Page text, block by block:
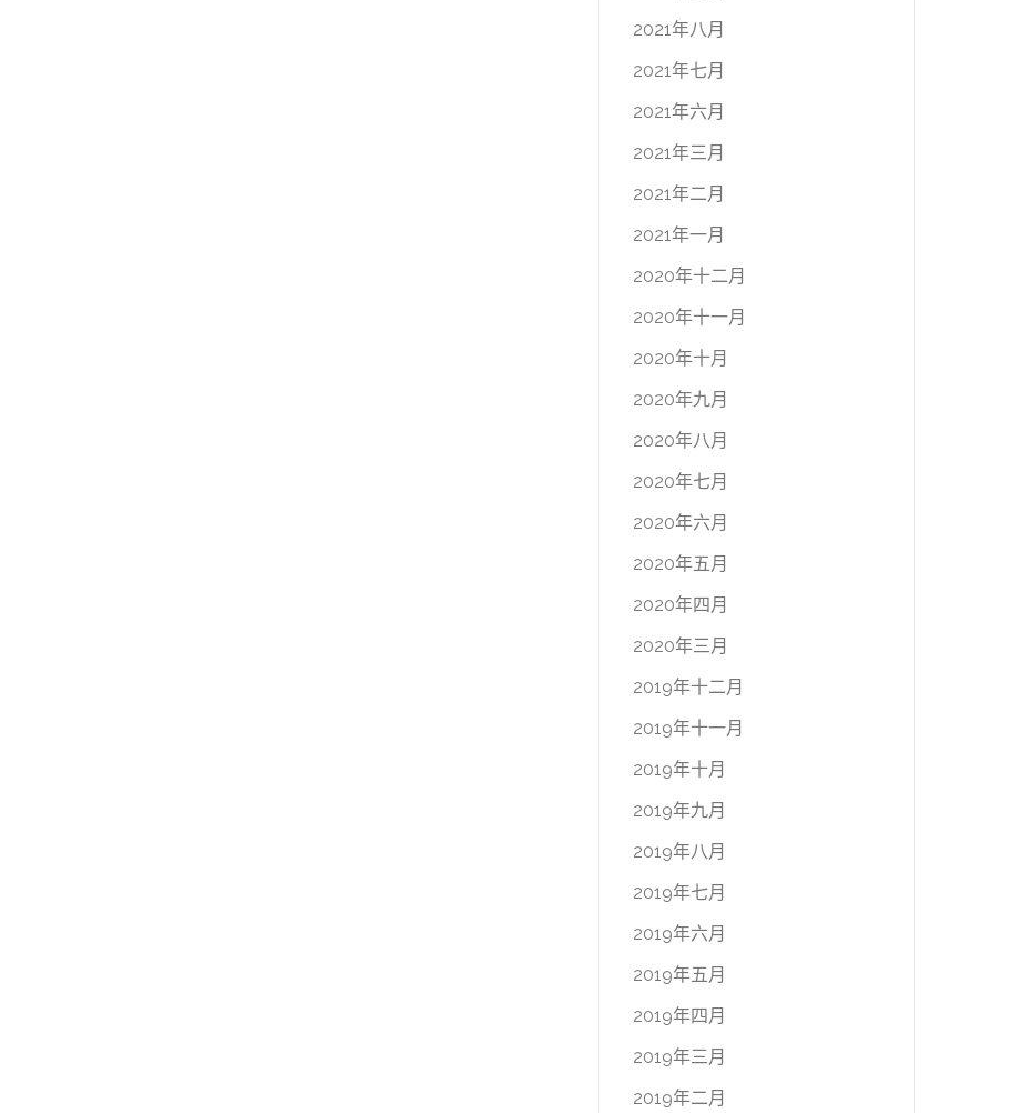
2021年八月
2021年七月
2021年六月
2021年三月
2021年二月
2021年一月
2020年十二月
2020年十一月
2020年十月
2020年九月
2020年八月
2020年七月
2020年六月
2020年五月
2020年四月
2020年三月
2019年十二月
2019年十一月
2019年十月
2019年九月
2019年八月
2019年七月
2019年六月
2019年五月
2019年四月
2019年三月
2019年二月